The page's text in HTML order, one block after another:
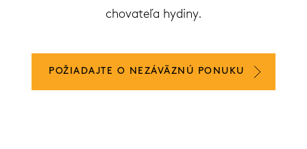
chovateľa hydiny.
POŽIADAJTE O NEZÁVÄZNÚ PONUKU